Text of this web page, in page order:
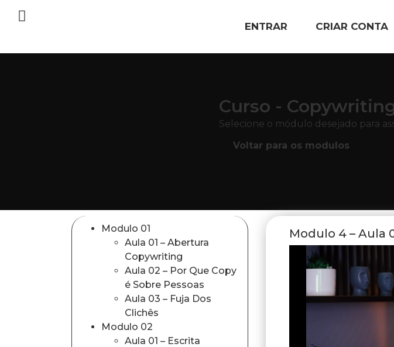
ENTRAR CRIAR CONTA
Curso -
Selecione o módulo desejado para
Voltar para os modulos
Modulo 01
Aula 01 – Abertura
Copywriting
Aula 02 – Por Que Copy
é Sobre Pessoas
Aula 03 – Fuja Dos
Clichês
Modulo 02
Aula 01 – Escrita
Modulo 4 – Aula